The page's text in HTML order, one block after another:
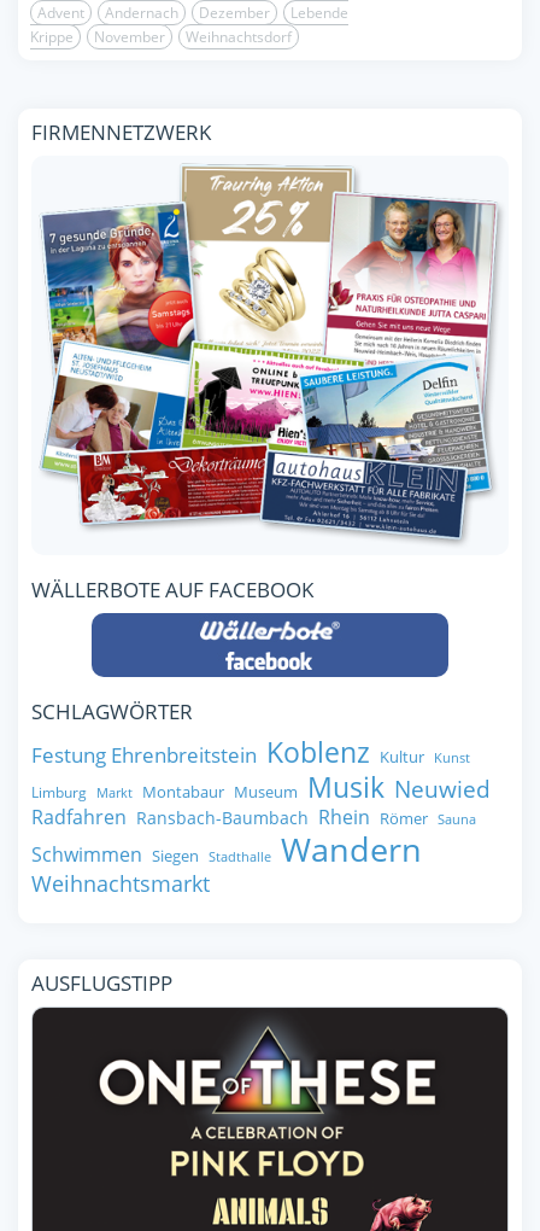
Advent Andernach Dezember
Lebende
Krippe
November Weihnachtsdorf
FIRMENNETZWERK
WÄLLERBOTE AUF FACEBOOK
SCHLAGWÖRTER
Festung Ehrenbreitstein Koblenz Kultur Kunst
Limburg Markt Montabaur Museum Musik Neuwied
Radfahren Ransbach-Baumbach Rhein Römer Sauna
Schwimmen Siegen Stadthalle Wandern
Weihnachtsmarkt
AUSFLUGSTIPP